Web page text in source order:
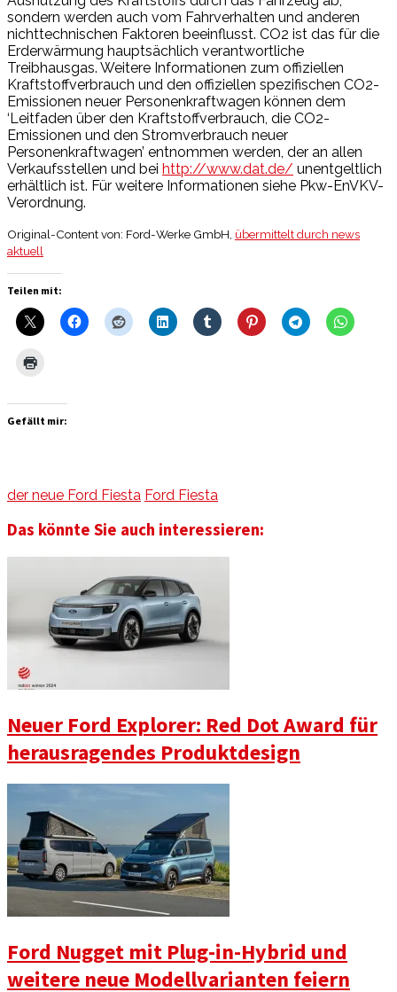
sondern werden auch vom Fahrverhalten und anderen
nichttechnischen Faktoren beeinflusst. CO2 ist das für die
Erderwärmung hauptsächlich verantwortliche
Treibhausgas. Weitere Informationen zum offiziellen
Kraftstoffverbrauch und den offiziellen spezifischen CO2-
Emissionen neuer Personenkraftwagen können dem
‘Leitfaden über den Kraftstoffverbrauch, die CO2-
Emissionen und den Stromverbrauch neuer
Personenkraftwagen’ entnommen werden, der an allen
Verkaufsstellen und bei http://www.dat.de/ unentgeltlich
erhältlich ist. Für weitere Informationen siehe Pkw-EnVKV-
Verordnung.
Original-Content von: Ford-Werke GmbH, übermittelt durch news
aktuell
Teilen mit:
Gefällt mir:
der neue Ford Fiesta Ford Fiesta
Das könnte Sie auch interessieren:
Neuer Ford Explorer: Red Dot Award für
herausragendes Produktdesign
Ford Nugget mit Plug-in-Hybrid und
weitere neue Modellvarianten feiern